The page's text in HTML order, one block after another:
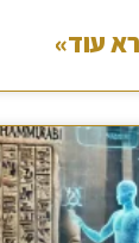
עוד»